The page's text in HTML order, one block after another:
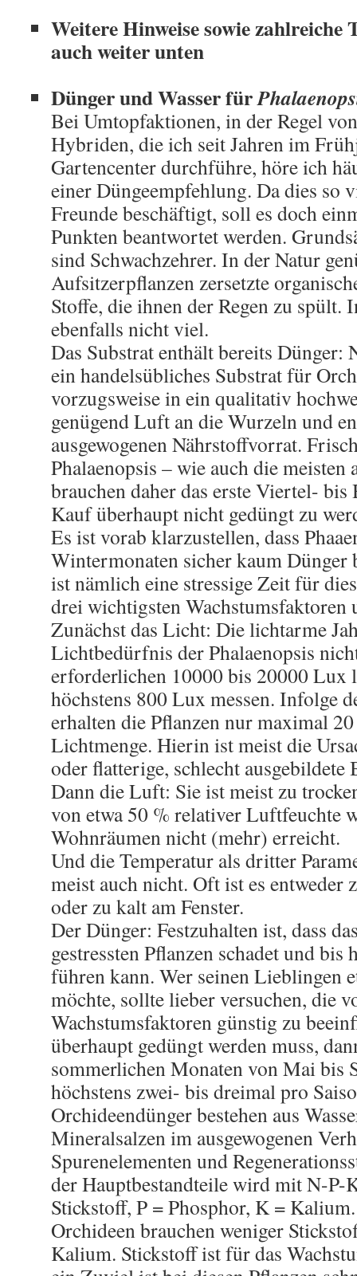
Weitere Hinweise sowie zahlreiche
auch weiter unten
Dünger und Wasser für
Bei Umtopfaktionen, in der Regel
Hybriden, die ich seit Jahren im
Gartencenter durchführe, höre ich
einer Düngeempfehlung. Da dies so
Freunde beschäftigt, soll es doch
Punkten beantwortet werden.
sind Schwachzehrer. In der Natur
Aufsitzerpflanzen zersetzte
Stoffe, die ihnen der Regen zu spült.
ebenfalls nicht viel.
Das Substrat enthält bereits
ein handelsübliches Substrat für
vorzugsweise in ein qualitativ
genügend Luft an die Wurzeln und
ausgewogenen Nährstoffvorrat.
Phalaenopsis – wie auch die meisten
brauchen daher das erste Viertel-
Kauf überhaupt nicht gedüngt zu
Es ist vorab klarzustellen, dass
Wintermonaten sicher kaum Dünger
ist nämlich eine stressige Zeit für
drei wichtigsten Wachstumsfaktoren
Zunächst das Licht: Die lichtarme
Lichtbedürfnis der Phalaenopsis
erforderlichen 10000 bis 20000 Lux
höchstens 800 Lux messen. Infolge
erhalten die Pflanzen nur maximal
Lichtmenge. Hierin ist meist die
oder flatterige, schlecht ausgebildete
Dann die Luft: Sie ist meist zu
von etwa 50 % relativer Luftfeuchte
Wohnräumen nicht (mehr) erreicht.
Und die Temperatur als dritter
meist auch nicht. Oft ist es entweder
oder zu kalt am Fenster.
Der Dünger: Festzuhalten ist, dass
gestressten Pflanzen schadet und bis
führen kann. Wer seinen Lieblingen
möchte, sollte lieber versuchen, die
Wachstumsfaktoren günstig zu
überhaupt gedüngt werden muss,
sommerlichen Monaten von Mai bis
höchstens zwei- bis dreimal pro
Orchideendünger bestehen aus
Mineralsalzen im ausgewogenen
Spurenelementen und
der Hauptbestandteile wird mit N-P-
Stickstoff, P = Phosphor, K = Kalium.
Orchideen brauchen weniger
Kalium. Stickstoff ist für das